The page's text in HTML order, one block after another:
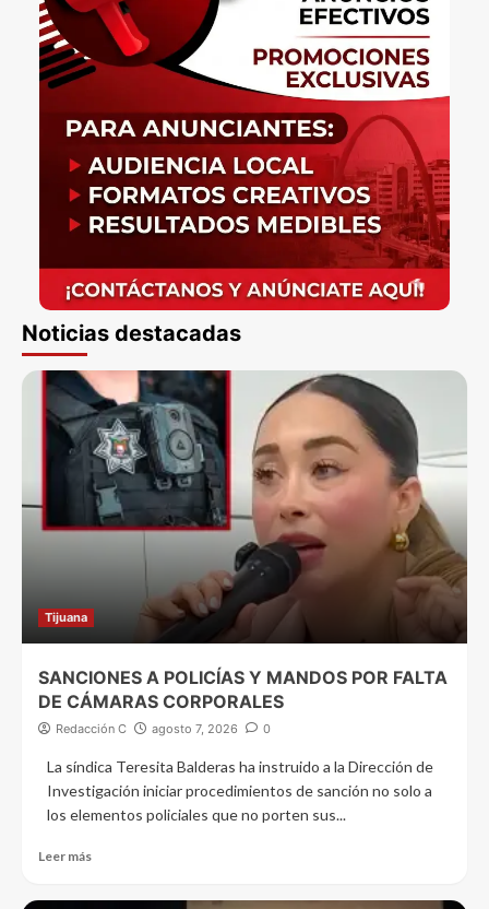
Noticias destacadas
Tijuana
SANCIONES A POLICÍAS Y MANDOS POR FALTA
DE CÁMARAS CORPORALES
Redacción C agosto 7, 2026 0
La síndica Teresita Balderas ha instruido a la Dirección de
Investigación iniciar procedimientos de sanción no solo a
los elementos policiales que no porten sus...
Leer más